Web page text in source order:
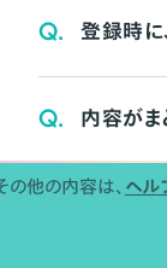
Q. 登録時に
Q. 内容がま
の他の内容は、 ヘル